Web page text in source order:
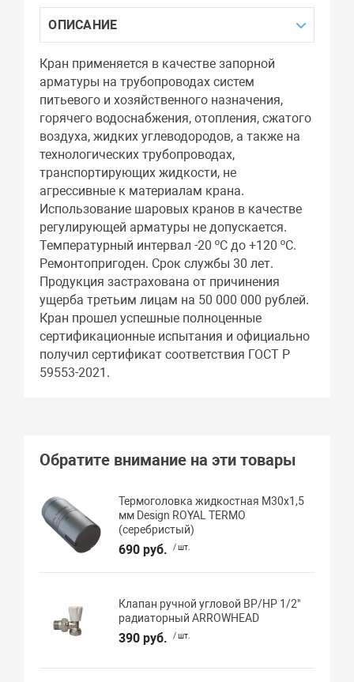
ОПИСАНИЕ
Кран применяется в качестве запорной
арматуры на трубопроводах систем
питьевого и хозяйственного назначения,
горячего водоснабжения, отопления, сжатого
воздуха, жидких углеводородов, а также на
технологических трубопроводах,
транспортирующих жидкости, не
агрессивные к материалам крана.
Использование шаровых кранов в качестве
регулирующей арматуры не допускается.
Температурный интервал -20 ºС до +120 ºС.
Ремонтопригоден. Срок службы 30 лет.
Продукция застрахована от причинения
ущерба третьим лицам на 50 000 000 рублей.
Кран прошел успешные полноценные
сертификационные испытания и официально
получил сертификат соответствия ГОСТ Р
59553-2021.
Обратите внимание на эти товары
Термоголовка жидкостная М30х1,5
мм Design ROYAL TERMO
(серебристый)
690 руб. / шт.
Клапан ручной угловой ВР/НР 1/2"
радиаторный ARROWHEAD
390 руб. / шт.